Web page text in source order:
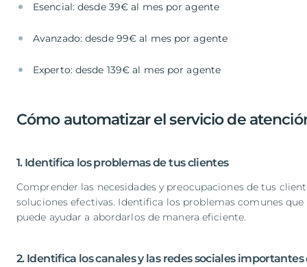
Esencial: desde 39€ al mes por agente
Avanzado: desde 99€ al mes por agente
Experto: desde 139€ al mes por agente
Cómo automatizar el servicio de
1. Identifica los problemas de tus clientes
Comprender las necesidades y preocupaciones de tus
soluciones efectivas. Identifica los problemas comunes
puede ayudar a abordarlos de manera eficiente.
2. Identifica los canales y las redes sociales